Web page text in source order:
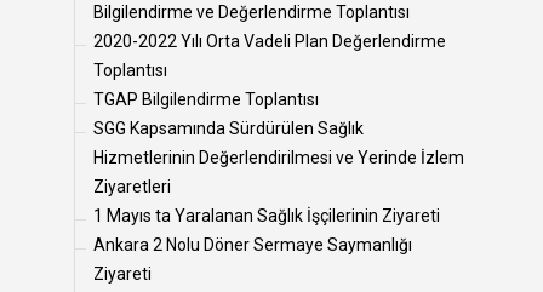
Bilgilendirme ve Değerlendirme Toplantısı
2020-2022 Yılı Orta Vadeli Plan Değerlendirme
Toplantısı
TGAP Bilgilendirme Toplantısı
SGG Kapsamında Sürdürülen Sağlık
Hizmetlerinin Değerlendirilmesi ve Yerinde İzlem
Ziyaretleri
1 Mayıs ta Yaralanan Sağlık İşçilerinin Ziyareti
Ankara 2 Nolu Döner Sermaye Saymanlığı
Ziyareti